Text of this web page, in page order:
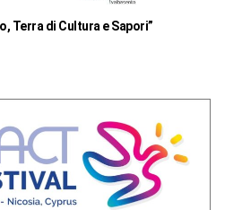
Terra di Cultura e Sapori”